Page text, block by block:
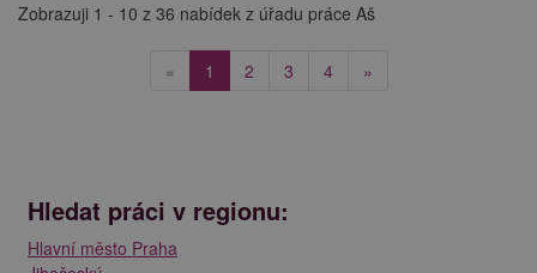
Zobrazuji 1 - 10 z 36 nabídek z úřadu práce Aš
« 1 (current)
2 3 4 »
Hledat práci v regionu:
Hlavní město Praha